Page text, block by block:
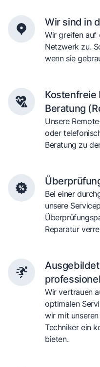
Wir sind in
Wir greifen auf
Netzwerk zu.
wenn sie
Kostenfreie
Beratung
Unsere
oder
Beratung zu
Bei einer
unsere
Reparatur
Wir vertrauen
optimalen
wir mit
Techniker ein
bieten.